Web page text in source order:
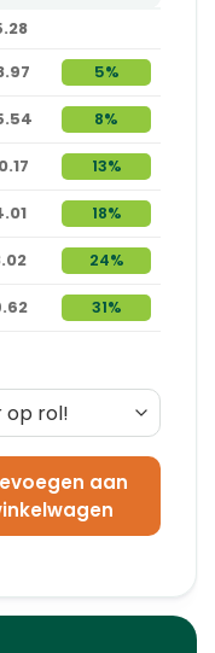
5%
8%
13%
18%
24%
31%
mm x 130 mm x
aan